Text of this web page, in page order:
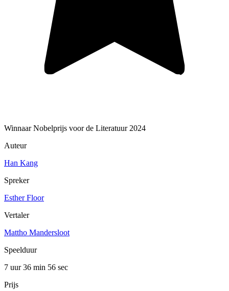
Winnaar Nobelprijs voor de Literatuur 2024
Auteur
Han Kang
Spreker
Esther Floor
Vertaler
Mattho Mandersloot
Speelduur
7 uur 36 min 56 sec
Prijs